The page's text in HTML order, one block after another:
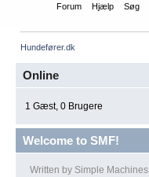
Forum Hjælp Søg
Hundefører.dk
Online
1 Gæst, 0 Brugere
Welcome to SMF!
Written by Simple Machines